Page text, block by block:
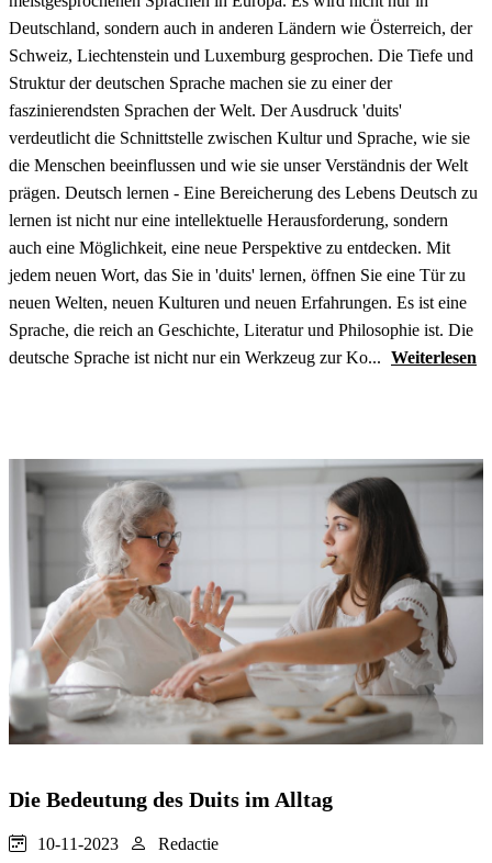
Deutschland, sondern auch in anderen Ländern wie Österreich, der
Schweiz, Liechtenstein und Luxemburg gesprochen. Die Tiefe und
Struktur der deutschen Sprache machen sie zu einer der
faszinierendsten Sprachen der Welt. Der Ausdruck 'duits'
verdeutlicht die Schnittstelle zwischen Kultur und Sprache, wie sie
die Menschen beeinflussen und wie sie unser Verständnis der Welt
prägen. Deutsch lernen - Eine Bereicherung des Lebens Deutsch zu
lernen ist nicht nur eine intellektuelle Herausforderung, sondern
auch eine Möglichkeit, eine neue Perspektive zu entdecken. Mit
jedem neuen Wort, das Sie in 'duits' lernen, öffnen Sie eine Tür zu
neuen Welten, neuen Kulturen und neuen Erfahrungen. Es ist eine
Sprache, die reich an Geschichte, Literatur und Philosophie ist. Die
deutsche Sprache ist nicht nur ein Werkzeug zur Ko... Weiterlesen
Die Bedeutung des Duits im Alltag
10-11-2023 Redactie